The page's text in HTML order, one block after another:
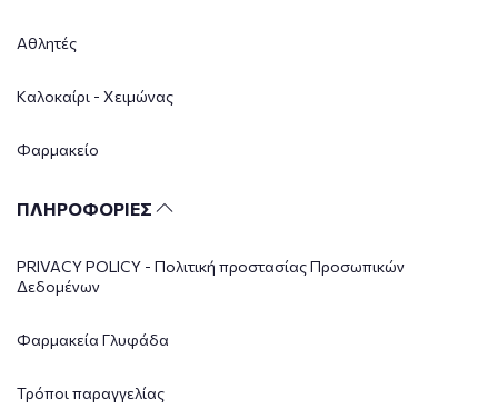
Αθλητές
Καλοκαίρι - Χειμώνας
Φαρμακείο
ΠΛΗΡΟΦΟΡΙΕΣ
PRIVACY POLICY - Πολιτική προστασίας Προσωπικών
Δεδομένων
Φαρμακεία Γλυφάδα
Τρόποι παραγγελίας